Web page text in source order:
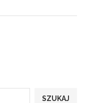
SZUKAJ